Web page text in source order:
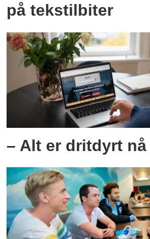
på tekstilbiter
– Alt er dritdyrt nå